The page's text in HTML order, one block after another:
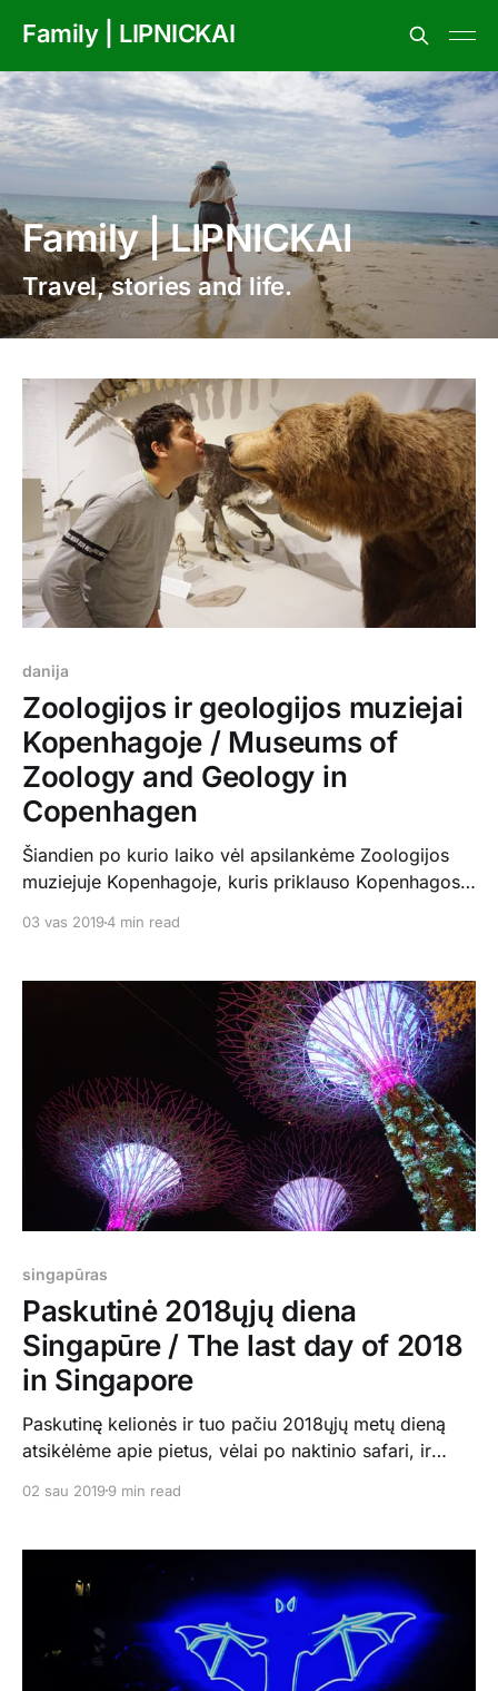
Family | LIPNICKAI
Family | LIPNICKAI
Travel, stories and life.
danija
Zoologijos ir geologijos muziejai
Kopenhagoje / Museums of
Zoology and Geology in
Copenhagen
Šiandien po kurio laiko vėl apsilankėme Zoologijos
muziejuje Kopenhagoje, kuris priklauso Kopenhagos
Kopenhagos botanikos sode. Mes šiandien į palmių
namą nebesuspėjome, bet abu muziejus aplankėme.
Jie paprasti, jaukūs, gana nedideli ir nepergrūsti.
03 vas 20194 min read
singapūras
Paskutinė 2018ųjų diena
Singapūre / The last day of 2018
in Singapore
Paskutinę kelionės ir tuo pačiu 2018ųjų metų dieną
atsikėlėme apie pietus, vėlai po naktinio safari, ir
po finansų rajoną, pakrantę, kartas nuo karto
atostogas lietaus. Singapūras yra labai daugybę tautų
vienijantis miestas, man labai įdomu buvo,
02 sau 20199 min read